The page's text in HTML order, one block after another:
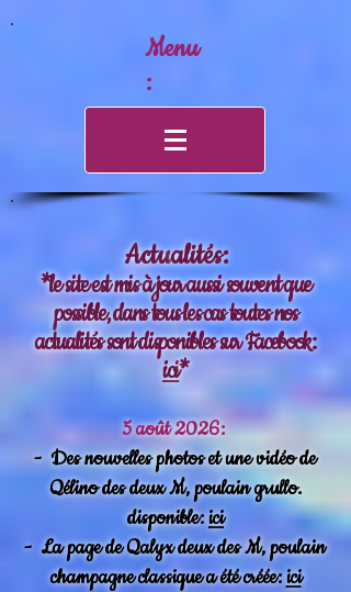
Menu
:
Actualités:
*le site est mis à jour aussi souvent que
possible, dans tous les cas toutes nos
actualités sont disponibles sur Facebook:
ici*
5 août 2026:
-Des nouvelles photos et une vidéo de
Qélino des deux M, poulain grullo.
disponible:ici
- La page de Qalyx deux des M, poulain
champagne classique a été créée:ici